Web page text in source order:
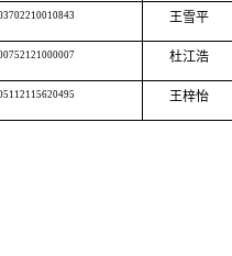
王雪平
杜江浩
王梓怡